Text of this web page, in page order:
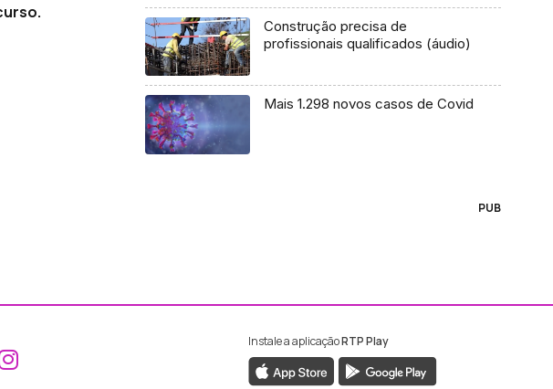
Construção precisa de
profissionais qualificados (áudio)
Mais 1.298 novos casos de Covid
PUB
ao Facebook da RTP Madeira
Aceder ao Instagram da RTP Madeira
Instale a aplicaçãoRTP Play